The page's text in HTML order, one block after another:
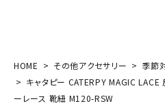
HOME その他アクセサリー
季節
キャタピー CATERPY MAGIC
ーレース 靴紐 M120-RSW